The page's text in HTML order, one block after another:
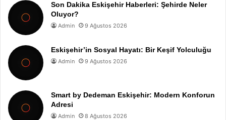
Son Dakika Eskişehir Haberleri: Şehirde Neler
Oluyor?
Admin 9 Ağustos 2026
Eskişehir’in Sosyal Hayatı: Bir Keşif Yolculuğu
Admin 9 Ağustos 2026
Smart by Dedeman Eskişehir: Modern Konforun
Adresi
Admin 8 Ağustos 2026